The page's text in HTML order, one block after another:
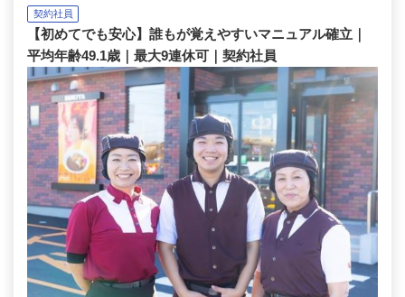
契約社員
【初めてでも安心】誰もが覚えやすいマニュアル確立｜
平均年齢49.1歳｜最大9連休可｜契約社員